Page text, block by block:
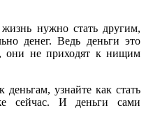
нужно стать другим,
денег. Ведь деньги это
они не приходят к нищим
узнайте как стать
сейчас. И деньги сами